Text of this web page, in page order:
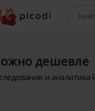
Поиск
дешевле
и аналитика